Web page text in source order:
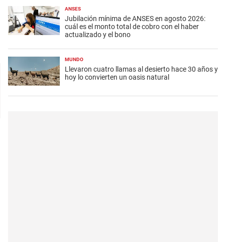
ANSES
Jubilación mínima de ANSES en agosto 2026:
cuál es el monto total de cobro con el haber
actualizado y el bono
MUNDO
Llevaron cuatro llamas al desierto hace 30 años y
hoy lo convierten un oasis natural